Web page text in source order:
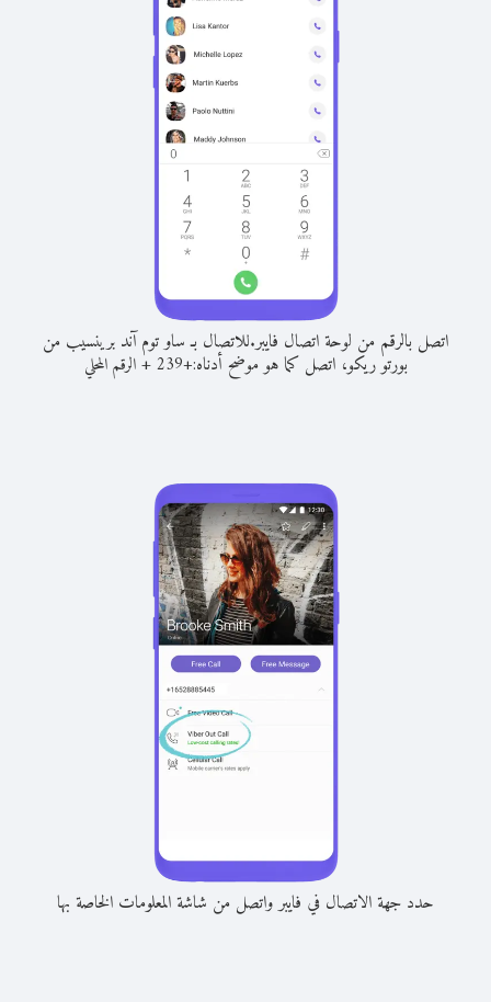
اتصل بالرقم من لوحة اتصال فايبر.للاتصال بـ ساو توم آند برينسيب من
بورتو ريكو، اتصل كما هو موضح أدناه:+
239
+الرقم المحلي
حدد جهة الاتصال في فايبر واتصل من شاشة المعلومات الخاصة بها